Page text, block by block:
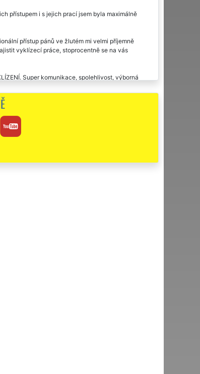
přístupem i s jejich prací jsem byla maximálně
přístup pánů ve žlutém mi velmi příjemně
vyklízecí práce, stoprocentně se na vás
Super komunikace, spolehlivost, výborná